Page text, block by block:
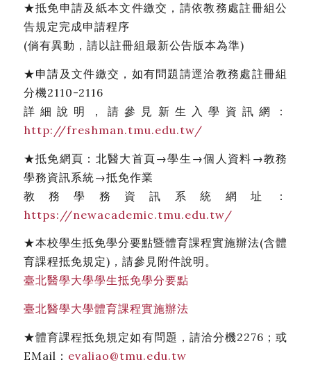
★抵免申請及紙本文件繳交，請依教務處註冊組公
告規定完成申請程序
(倘有異動，請以註冊組最新公告版本為準)
★申請及文件繳交，如有問題請逕洽教務處註冊組
分機2110-2116
詳細說明，請參見新生入學資訊網：
http://freshman.tmu.edu.tw/
★抵免網頁：北醫大首頁→學生→個人資料→教務
學務資訊系統→抵免作業
教務學務資訊系統網址：
https://newacademic.tmu.edu.tw/
★本校學生抵免學分要點暨體育課程實施辦法(含體
育課程抵免規定)，請參見附件說明。
臺北醫學大學學生抵免學分要點
臺北醫學大學體育課程實施辦法
★體育課程抵免規定如有問題，請洽分機2276；或
EMail： evaliao@tmu.edu.tw